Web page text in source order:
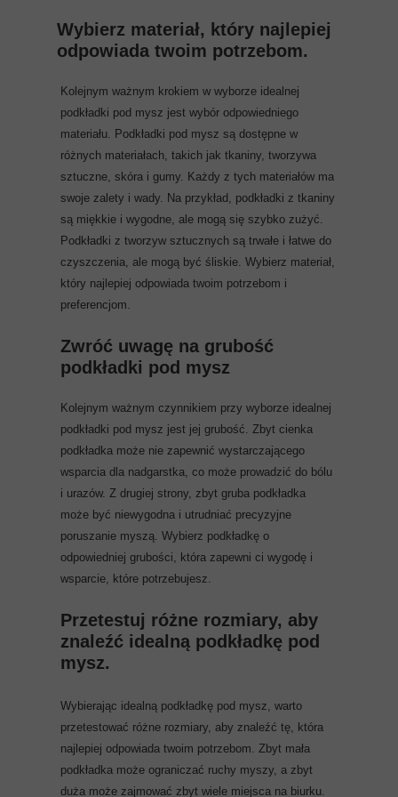
Wybierz materiał, który najlepiej
odpowiada twoim potrzebom.
Kolejnym ważnym krokiem w wyborze idealnej
podkładki pod mysz jest wybór odpowiedniego
materiału. Podkładki pod mysz są dostępne w
różnych materiałach, takich jak tkaniny, tworzywa
sztuczne, skóra i gumy. Każdy z tych materiałów ma
swoje zalety i wady. Na przykład, podkładki z tkaniny
są miękkie i wygodne, ale mogą się szybko zużyć.
Podkładki z tworzyw sztucznych są trwałe i łatwe do
czyszczenia, ale mogą być śliskie. Wybierz materiał,
który najlepiej odpowiada twoim potrzebom i
preferencjom.
Przetestuj różne rozmiary, aby
znaleźć idealną podkładkę pod
mysz.
Zwróć uwagę na grubość
podkładki pod mysz
Wybierając idealną podkładkę pod mysz, warto
przetestować różne rozmiary, aby znaleźć tę, która
najlepiej odpowiada twoim potrzebom. Zbyt mała
podkładka może ograniczać ruchy myszy, a zbyt
duża może zajmować zbyt wiele miejsca na biurku.
Kolejnym ważnym czynnikiem przy wyborze idealnej
podkładki pod mysz jest jej grubość. Zbyt cienka
podkładka może nie zapewnić wystarczającego
wsparcia dla nadgarstka, co może prowadzić do bólu
i urazów. Z drugiej strony, zbyt gruba podkładka
może być niewygodna i utrudniać precyzyjne
poruszanie myszą. Wybierz podkładkę o
odpowiedniej grubości, która zapewni ci wygodę i
wsparcie, które potrzebujesz.